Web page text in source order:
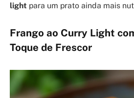
light para um prato ainda mais
Frango ao Curry Light
Toque de Frescor